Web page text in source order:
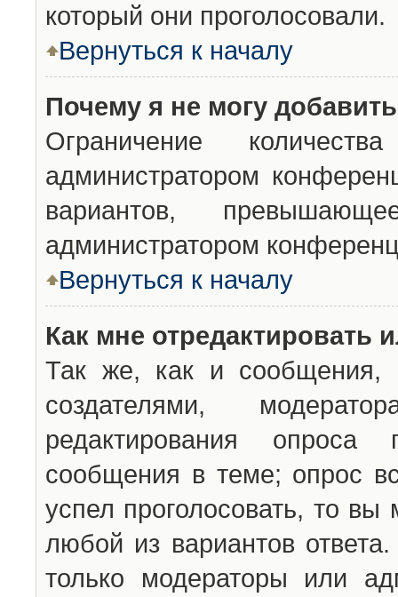
который они проголосовали.
Вернуться к началу
Почему я не могу
Ограничение
администратором
вариантов,
администратором
Вернуться к началу
Как мне отредактировать
Так же, как и сообщения,
создателями,
редактирования опроса
сообщения в теме; опрос
успел проголосовать, то вы
любой из вариантов
только модераторы или